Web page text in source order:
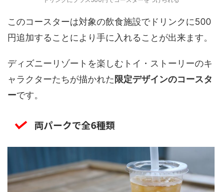
このコースターは対象の飲食施設でドリンクに500
円追加することにより手に入れることが出来ます。
ディズニーリゾートを楽しむトイ・ストーリーのキ
ャラクターたちが描かれた 限定デザインのコースタ
ーです。
両パークで全6種類